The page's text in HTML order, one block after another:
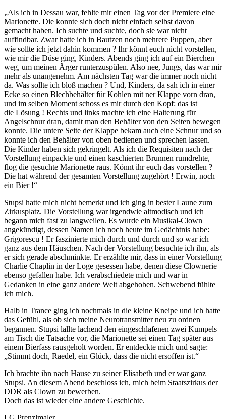
„Als ich in Dessau war, fehlte mir einen Tag vor der Premiere eine
Marionette. Die konnte sich doch nicht einfach selbst davon
gemacht haben. Ich suchte und suchte, doch sie war nicht
auffindbar. Zwar hatte ich in Bautzen noch mehrere Puppen, aber
wie sollte ich jetzt dahin kommen ? Ihr könnt euch nicht vorstellen,
wie mir die Düse ging, Kinders. Abends ging ich auf ein Bierchen
weg, um meinen Ärger runterzuspülen. Also nee, Jungs, das war mir
mehr als unangenehm. Am nächsten Tag war die immer noch nicht
da. Was sollte ich bloß machen ? Und, Kinders, da sah ich in einer
Ecke so einen Blechbehälter für Kohlen mit ner Klappe vorn dran,
und im selben Moment schoss es mir durch den Kopf: das ist
die Lösung ! Rechts und links machte ich eine Halterung für
Angelschnur dran, damit man den Behälter von den Seiten bewegen
konnte. Die untere Seite der Klappe bekam auch eine Schnur und so
konnte ich den Behälter von oben bedienen und sprechen lassen.
Die Kinder haben sich gekringelt. Als ich die Requisiten nach der
Vorstellung einpackte und einen kaschierten Brunnen rumdrehte,
flog die gesuchte Marionette raus. Könnt ihr euch das vorstellen ?
Die hat während der gesamten Vorstellung zugehört ! Erwin, noch
ein Bier !“
Stupsi hatte mich nicht bemerkt und ich ging in bester Laune zum
Zirkusplatz. Die Vorstellung war irgendwie altmodisch und ich
begann mich fast zu langweilen. Es wurde ein Musikal-Clown
angekündigt, dessen Namen ich noch heute im Gedächtnis habe:
Grigorescu ! Er faszinierte mich durch und durch und so war ich
ganz aus dem Häuschen. Nach der Vorstellung besuchte ich ihn, als
er sich gerade abschminkte. Er erzählte mir, dass in einer Vorstellung
Charlie Chaplin in der Loge gesessen habe, denen diese Clownerie
ebenso gefallen habe. Ich verabschiedete mich und war in
Gedanken in eine ganz andere Welt abgehoben. Schwebend fühlte
ich mich.
Halb in Trance ging ich nochmals in die kleine Kneipe und ich hatte
das Gefühl, als ob sich meine Neurotransmitter neu zu ordnen
begannen. Stupsi lallte lachend den eingeschlafenen zwei Kumpels
am Tisch die Tatsache vor, die Marionette sei einen Tag später aus
einem Bierfass rausgeholt worden. Er entdeckte mich und sagte:
„Stimmt doch, Raedel, ein Glück, dass die nicht ersoffen ist.“
Ich brachte ihn nach Hause zu seiner Elisabeth und er war ganz
Stupsi. An diesem Abend beschloss ich, mich beim Staatszirkus der
DDR als Clown zu bewerben.
Doch das ist wieder eine andere Geschichte.